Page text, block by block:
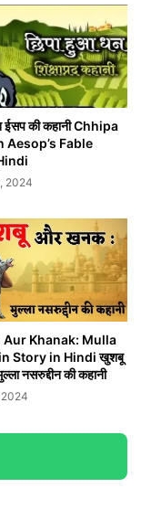
ईसप की कहानी Chhipa
Aesop’s Fable
2024
Aur Khanak: Mulla
Story in Hindi खुशबू
नसरुद्दीन की कहानी
2024